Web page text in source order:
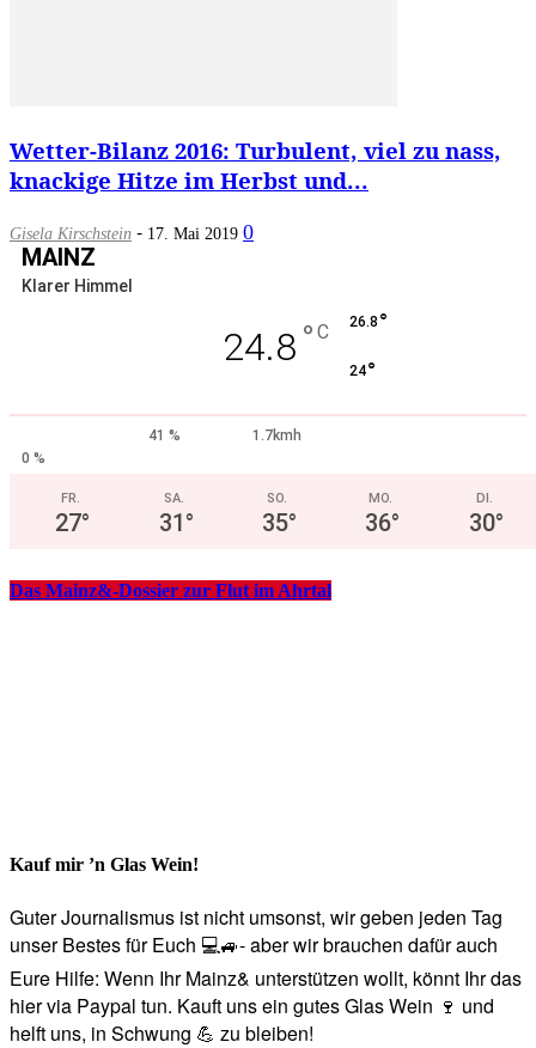
Wetter-Bilanz 2016: Turbulent, viel zu nass,
knackige Hitze im Herbst und...
Gisela Kirschstein - 17. Mai 2019 0
MAINZ
Klarer Himmel
24.8 ° C 26.8 °
24°
41 %
1.7kmh
0 %
FR.
27°
SA.
31°
SO.
35°
MO.
36°
DI.
30°
Das Mainz&-Dossier zur Flut im Ahrtal
Kauf mir ’n Glas Wein!
Guter Journalismus ist nicht umsonst, wir geben jeden Tag
unser Bestes für Euch 💻🚙- aber wir brauchen dafür auch
Eure Hilfe: Wenn Ihr Mainz& unterstützen wollt, könnt Ihr das
hier via Paypal tun. Kauft uns ein gutes Glas Wein 🍷 und
helft uns, in Schwung 💪 zu bleiben!